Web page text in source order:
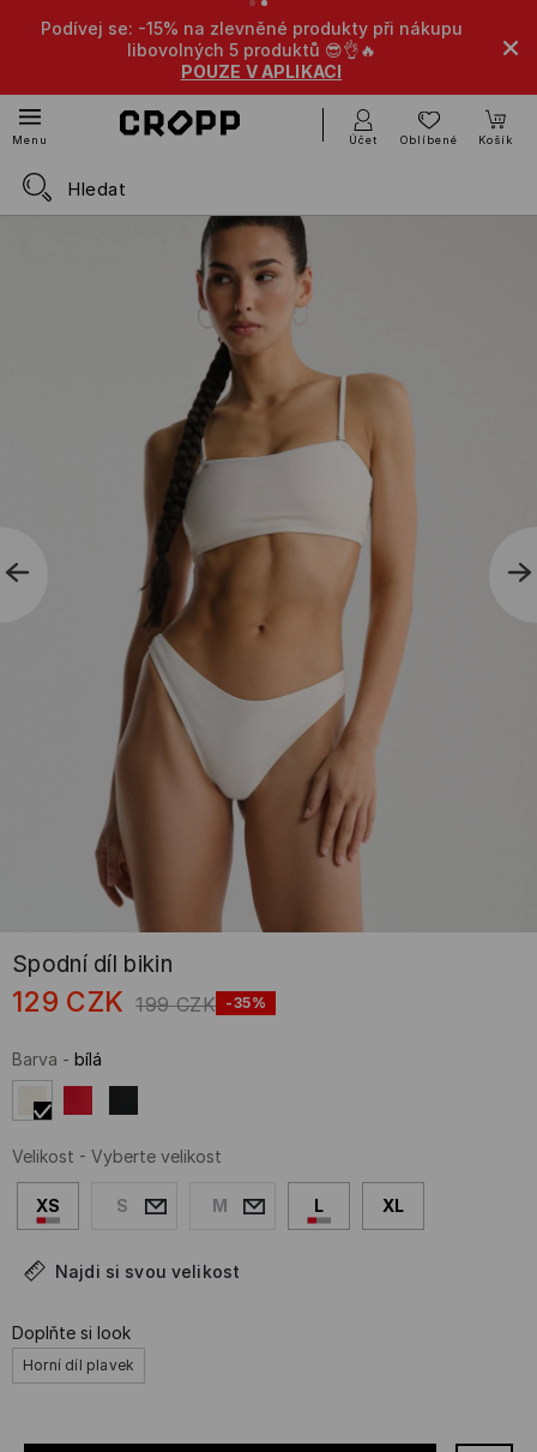
Podívej se: -15% na zlevněné produkty při nákupu
libovolných 5 produktů 😎👌🔥
POUZE V APLIKACI
Menu Účet Oblíbené Košík
Spodní díl bikin
129 CZK 199 CZK -35%
Barva - bílá
Velikost - Vyberte velikost
XS S M L XL
Najdi si svou velikost
Doplňte si look
Horní díl plavek